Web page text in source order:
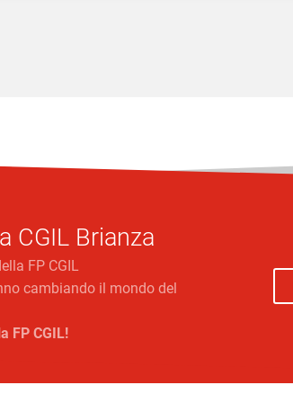
CGIL Brianza
FP CGIL
cambiando il mondo del
FP CGIL!